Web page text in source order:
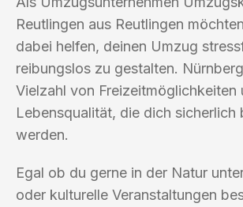
Reutlingen aus Reutlingen
dabei helfen, deinen Umzug
reibungslos zu gestalten.
Vielzahl von Freizeitmöglichkeiten
Lebensqualität, die dich sicherlich
werden.
Egal ob du gerne in der Natur
oder kulturelle Veranstaltungen